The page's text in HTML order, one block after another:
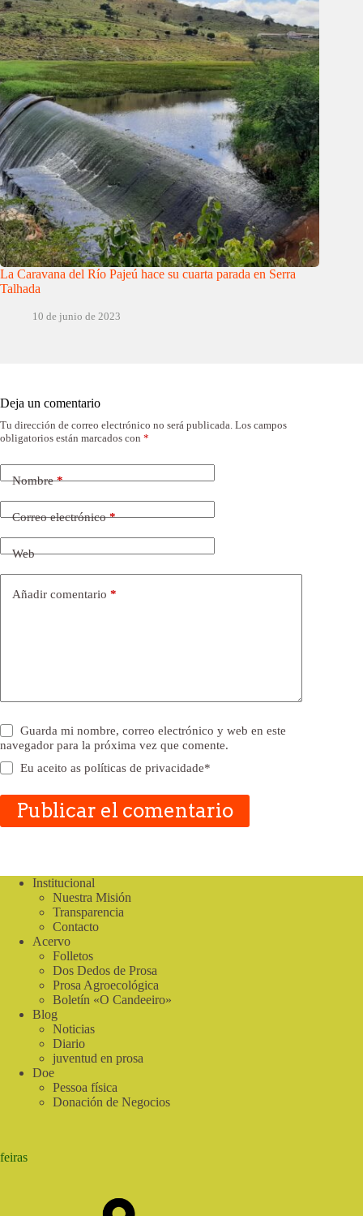
La Caravana del Río Pajeú hace su cuarta parada en Serra
Talhada
10 de junio de 2023
Deja un comentario
Tu dirección de correo electrónico no será publicada. Los campos
obligatorios están marcados con *
Nombre*
Correo electrónico*
Web
Añadir comentario *
Guarda mi nombre, correo electrónico y web en este
navegador para la próxima vez que comente.
Eu aceito aspolíticas de privacidade*
Publicar el comentario
Institucional
Nuestra Misión
Transparencia
Contacto
Acervo
Folletos
Dos Dedos de Prosa
Prosa Agroecológica
Boletín «O Candeeiro»
Blog
Noticias
Diario
juventud en prosa
Doe
Pessoa física
Donación de Negocios
feiras